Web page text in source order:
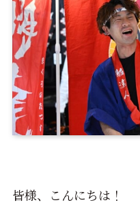
皆様、こんにちは！